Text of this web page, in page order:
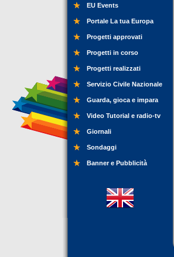
EU Events
Portale La tua Europa
Progetti approvati
Progetti in corso
Progetti realizzati
Servizio Civile Nazionale
Guarda, gioca e impara
Video Tutorial e radio-tv
Giornali
Sondaggi
Banner e Pubblicità